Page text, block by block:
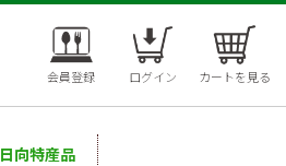
会員登録 ログイン カートを見る
日向特産品